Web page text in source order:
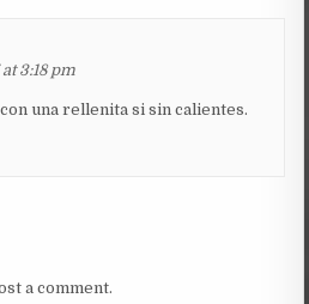
3:18 pm
una rellenita si sin calientes.
a comment.